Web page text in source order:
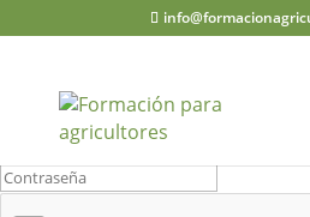
¡Hola, bienvenido de nuevo!